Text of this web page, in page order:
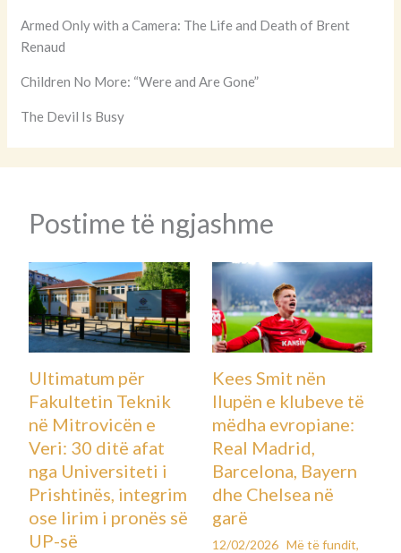
Armed Only with a Camera: The Life and Death of Brent
Renaud
Children No More: “Were and Are Gone”
The Devil Is Busy
Postime të ngjashme
Ultimatum për
Fakultetin Teknik
në Mitrovicën e
Veri: 30 ditë afat
nga Universiteti i
Prishtinës, integrim
ose lirim i pronës së
UP-së
Kees Smit nën
llupën e klubeve të
mëdha evropiane:
Real Madrid,
Barcelona, Bayern
dhe Chelsea në
garë
12/02/2026 Më të fundit,